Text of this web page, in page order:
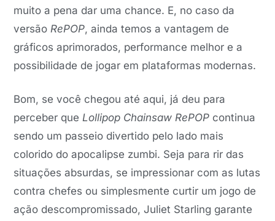
muito a pena dar uma chance. E, no caso da
versão RePOP, ainda temos a vantagem de
gráficos aprimorados, performance melhor e a
possibilidade de jogar em plataformas modernas.
Bom, se você chegou até aqui, já deu para
perceber que Lollipop Chainsaw RePOP continua
sendo um passeio divertido pelo lado mais
colorido do apocalipse zumbi. Seja para rir das
situações absurdas, se impressionar com as lutas
contra chefes ou simplesmente curtir um jogo de
ação descompromissado, Juliet Starling garante